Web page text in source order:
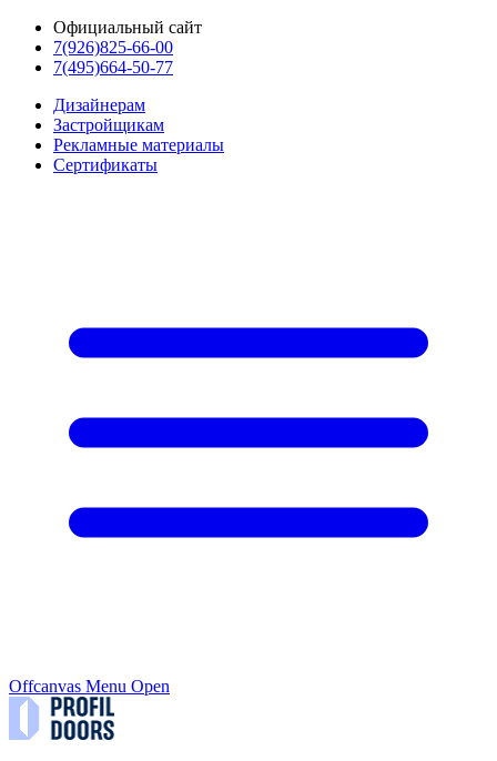
Официальный сайт
7(926)825-66-00
7(495)664-50-77
Дизайнерам
Застройщикам
Рекламные материалы
Сертификаты
Offcanvas Menu Open